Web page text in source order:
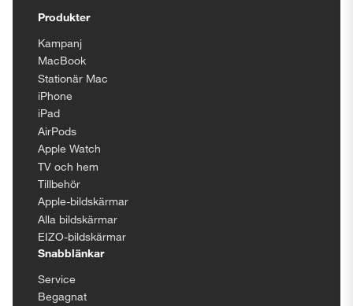
Produkter
Kampanj
MacBook
Stationär Mac
iPhone
iPad
AirPods
Apple Watch
TV och hem
Tillbehör
Apple-bildskärmar
Alla bildskärmar
EIZO-bildskärmar
Snabblänkar
Service
Begagnat